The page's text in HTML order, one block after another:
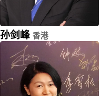
孙剑峰 香港
海通国际
执行董事